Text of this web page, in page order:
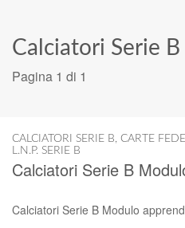
Calciatori Serie B
Pagina 1 di 1
CALCIATORI SERIE B, CARTE
L.N.P. SERIE B
Calciatori Serie B
Calciatori Serie B Modulo